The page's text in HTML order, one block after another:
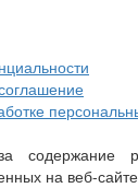
за
на веб-